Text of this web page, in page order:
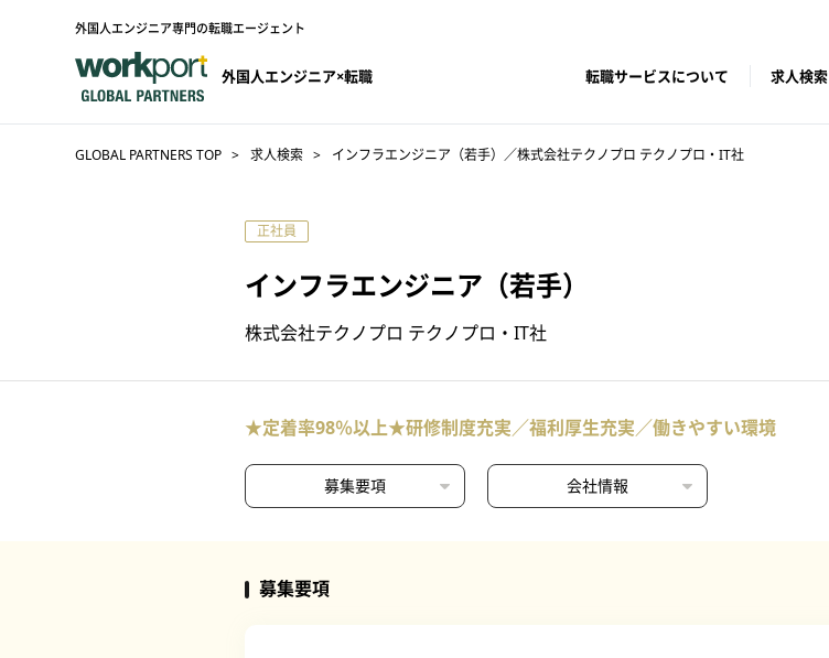
外国人エンジニア専門の転職エージェント
外国人エンジニア×転職 転職サービスについて 求人検索
GLOBAL PARTNERS TOP 求人検索 インフラエンジニア（若手）／株式会社テクノプロ テクノプロ・IT社
正社員
インフラエンジニア（若手）
株式会社テクノプロ テクノプロ・IT社
★定着率98％以上★研修制度充実／福利厚生充実／働きやすい環境
募集要項 会社情報
募集要項